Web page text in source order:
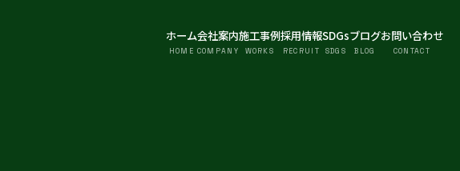
ホーム
HOME
会社案内
COMPANY
施工事例
WORKS
採用情報
RECRUIT
SDGs
SDGS
ブログ
BLOG
お問い合わせ
CONTACT